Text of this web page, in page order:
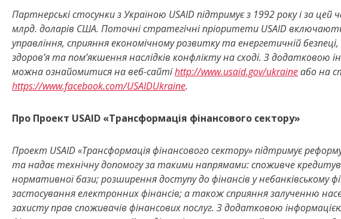
Партнерські стосунки з Україною USAID підтримує з 1992 року і за
млрд. доларів США. Поточні стратегічні пріоритети USAID
управління, сприяння економічному розвитку та енергетичній
здоров’я та пом’якшення наслідків конфлікту на сході. З додатковою
можна ознайомитися на веб-сайтіhttp://www.usaid.gov/ukraineабо на
https://www.facebook.com/USAIDUkraine.
Про Проект USAID «Трансформація фінансового сектору»
Проект USAID «Трансформація фінансового сектору» підтримує
та надає технічну допомогу за такими напрямами: споживче
нормативної бази; розширення доступу до фінансів у небанківському
застосування електронних фінансів; а також сприяння залученню
захисту прав споживачів фінансових послуг. З додатковою